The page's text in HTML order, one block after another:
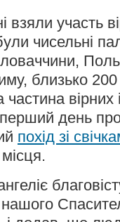
взяли участь
чисельні
близько
день
похід зі
нашого